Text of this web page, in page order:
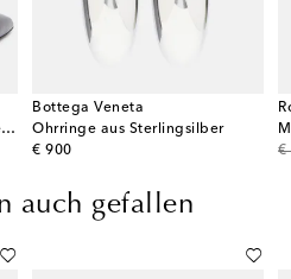
Pumps So Kate 120 aus Lackleder
Bottega Veneta
Ohrringe aus Sterlingsilber
€ 900
original price
€
auch gefallen